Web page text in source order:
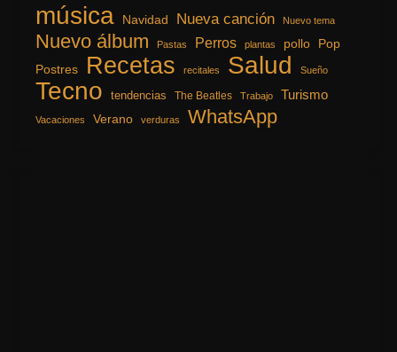
música Navidad Nueva canción Nuevo tema
Nuevo álbum Pastas Perros plantas pollo
Pop
Postres
Recetas recitales Salud Sueño
Tecno tendencias The Beatles Trabajo Turismo
Vacaciones Verano verduras WhatsApp